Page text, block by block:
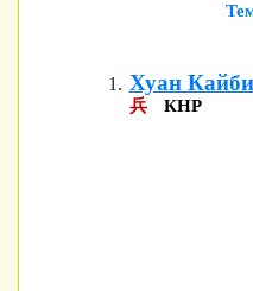
Хуан
兵
КНР